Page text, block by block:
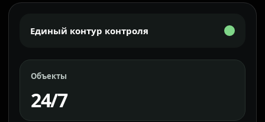
Единый контур контроля
Объекты
24/7